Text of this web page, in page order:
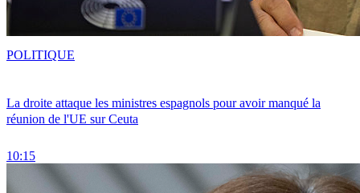
La droite attaque les ministres espagnols pour avoir manqué la
réunion de l'UE sur Ceuta
10:15
POLITIQUE